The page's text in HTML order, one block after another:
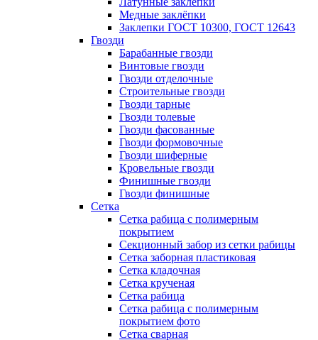
Медные заклёпки
Заклепки ГОСТ 10300, ГОСТ 12643
Гвозди
Барабанные гвозди
Винтовые гвозди
Гвозди отделочные
Строительные гвозди
Гвозди тарные
Гвозди толевые
Гвозди фасованные
Гвозди формовочные
Гвозди шиферные
Кровельные гвозди
Финишные гвозди
Гвозди финишные
Сетка
Сетка рабица с полимерным
покрытием
Секционный забор из сетки рабицы
Сетка заборная пластиковая
Сетка кладочная
Сетка крученая
Сетка рабица
Сетка рабица с полимерным
покрытием фото
Сетка сварная